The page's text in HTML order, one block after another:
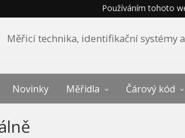
Používáním tohoto
Měřicí technika, identifikační systémy
Novinky Měřidla Čárový kód